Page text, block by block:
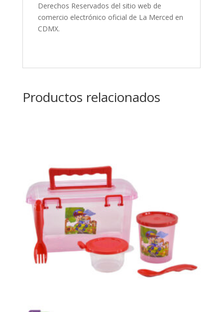
Derechos Reservados del sitio web de
comercio electrónico oficial de La Merced en
CDMX.
Productos relacionados